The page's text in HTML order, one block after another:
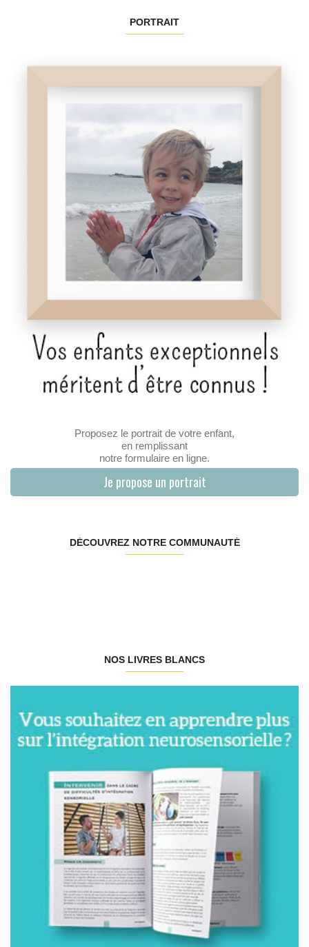
PORTRAIT
Proposez le portrait de votre enfant,
en remplissant
notre formulaire en ligne.
Je propose un portrait
DÉCOUVREZ NOTRE COMMUNAUTÉ
NOS LIVRES BLANCS